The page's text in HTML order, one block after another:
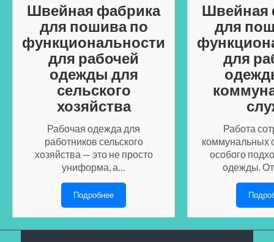
Швейная фабрика
для пошива по
функциональности
для рабочей
одежды для
сельского
хозяйства
Рабочая одежда для
работников сельского
хозяйства — это не просто
униформа, а…
Подробнее
Швейная
для
для
Работа
коммунальных
особого
одежды.